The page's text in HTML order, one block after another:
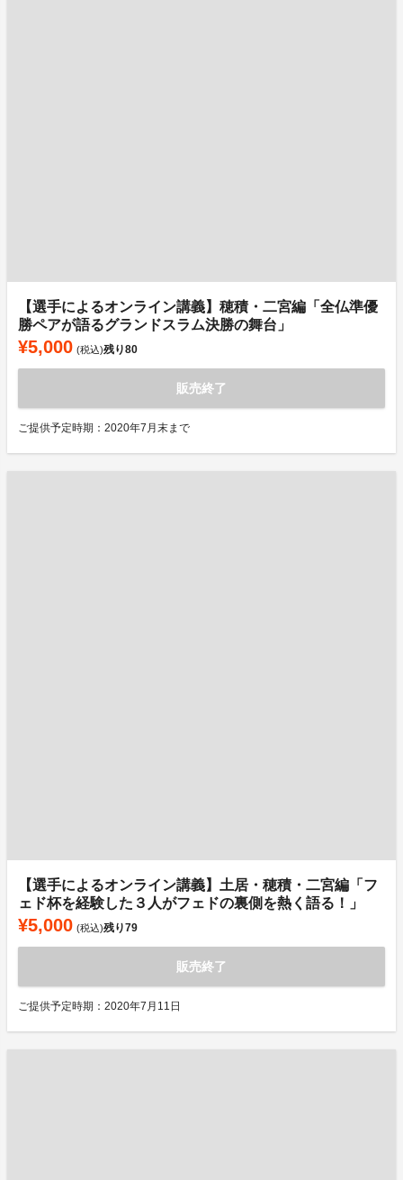
【選手によるオンライン講義】穂積・二宮編「全仏準優
勝ペアが語るグランドスラム決勝の舞台」
¥5,000 (税込)残り80
販売終了
ご提供予定時期：2020年7月末まで
【選手によるオンライン講義】土居・穂積・二宮編「フ
ェド杯を経験した３人がフェドの裏側を熱く語る！」
¥5,000 (税込)残り79
販売終了
ご提供予定時期：2020年7月11日